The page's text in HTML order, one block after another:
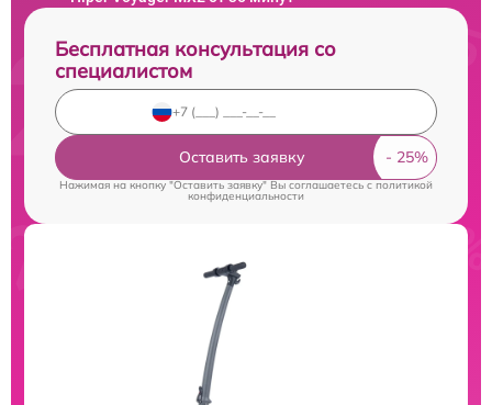
Бесплатная консультация со
специалистом
Оставить заявку
Нажимая на кнопку "Оставить заявку" Вы соглашаетесь cполитикой
конфиденциальности